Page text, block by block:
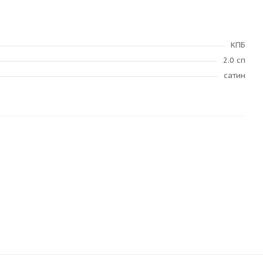
КПБ
2.0 сп
сатин